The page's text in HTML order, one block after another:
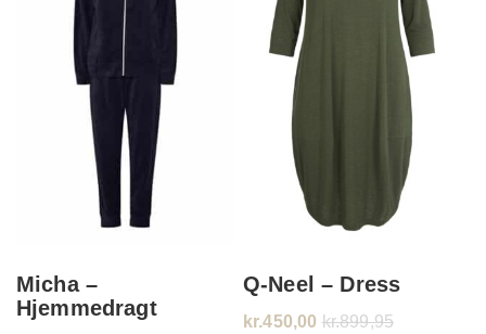
Micha –
Hjemmedragt
Q-Neel – Dress
kr.450,00 kr.899,95